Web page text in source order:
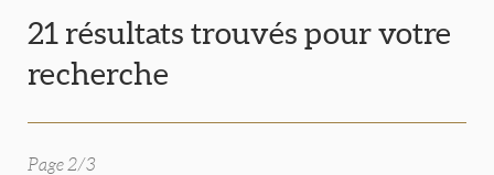
21 résultats trouvés pour votre
recherche
Page 2/3